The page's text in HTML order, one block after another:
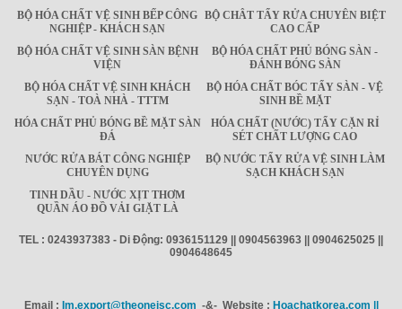
BỘ HÓA CHẤT VỆ SINH BẾP CÔNG
NGHIỆP - KHÁCH SẠN
BỘ CHÂT TẨY RỬA CHUYÊN BIỆT
CAO CẤP
BỘ HÓA CHẤT VỆ SINH SÀN BỆNH
VIỆN
BỘ HÓA CHẤT PHỦ BÓNG SÀN -
ĐÁNH BÓNG SÀN
BỘ HÓA CHẤT VỆ SINH KHÁCH
SẠN - TOÀ NHÀ - TTTM
BỘ HÓA CHẤT BÓC TẨY SÀN - VỆ
SINH BỀ MẶT
HÓA CHẤT PHỦ BÓNG BỀ MẶT SÀN
ĐÁ
HÓA CHẤT (NƯỚC) TẨY CẶN RỈ
SÉT CHẤT LƯỢNG CAO
NƯỚC RỬA BÁT CÔNG NGHIỆP
CHUYÊN DỤNG
BỘ NƯỚC TẨY RỬA VỆ SINH LÀM
SẠCH KHÁCH SẠN
TINH DẦU - NƯỚC XỊT THƠM
QUẦN ÁO ĐỒ VẢI GIẶT LÀ
TEL : 0243937383 - Di Động: 0936151129 || 0904563963 || 0904625025 ||
0904648645
Email : Im.export@theonejsc.com -&- Website : Hoachatkorea.com ||